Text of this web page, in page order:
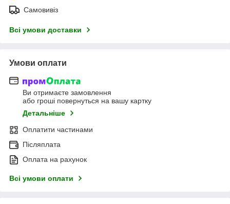
Самовивіз
Всі умови доставки
Умови оплати
Ви отримаєте замовлення
або гроші повернуться на вашу картку
Детальніше
Оплатити частинами
Післяплата
Оплата на рахунок
Всі умови оплати